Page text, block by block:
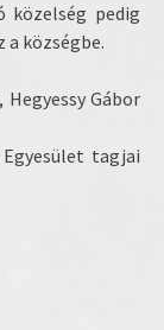
közelség pedig
községbe.
Gábor
tagjai